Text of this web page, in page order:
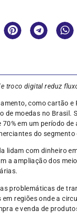
troco digital reduz
como cartão
de moedas no
em um período
do
lidam com dinheiro
a ampliação dos
problemáticas de
regiões onde a
e venda de